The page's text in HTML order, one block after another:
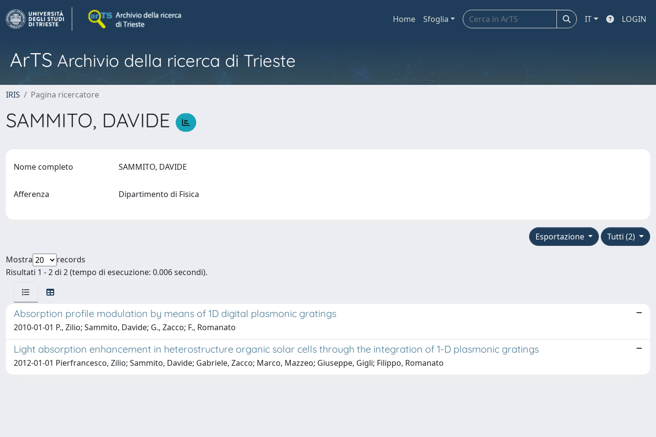
Home Sfoglia IT LOGIN
ArTS Archivio della ricerca di Trieste
IRIS Pagina ricercatore
SAMMITO, DAVIDE
Nome completo SAMMITO, DAVIDE
Afferenza Dipartimento di Fisica
Tutti (2)
Esportazione
Mostra
records
Risultati 1 - 2 di 2 (tempo di esecuzione: 0.006 secondi).
Absorption profile modulation by means of 1D digital plasmonic gratings
2010-01-01 P., Zilio; Sammito, Davide; G., Zacco; F., Romanato
Light absorption enhancement in heterostructure organic solar cells through the integration of 1-D plasmonic gratings
2012-01-01 Pierfrancesco, Zilio; Sammito, Davide; Gabriele, Zacco; Marco, Mazzeo; Giuseppe, Gigli; Filippo, Romanato